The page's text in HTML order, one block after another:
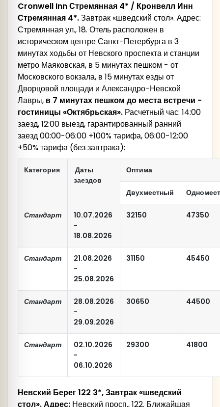
Cronwell Inn Стремянная 4* / Кронвелл Инн
Стремянная 4*.Завтрак «шведский стол». Адрес:
Стремянная ул., 18. Отель расположен в
историческом центре Санкт-Петербурга в 3
минутах ходьбы от Невского проспекта и станции
метро Маяковская, в 5 минутах пешком - от
Московского вокзала, в 15 минутах езды от
Дворцовой площади и Александро-Невской
Лавры, в 7 минутах пешком до места встречи -
гостиницы «Октябрьская». Расчетный час: 14:00
заезд, 12:00 выезд, гарантированный ранний
заезд 00:00-06:00 +100% тарифа, 06:00-12:00
+50% тарифа (без завтрака):
Категория
Даты
заездов
Оптима
Двухместный
Стандарт
10.07.2026
-
18.08.2026
32150 47350
Стандарт
21.08.2026
-
25.08.2026
31150 45450
Стандарт
28.08.2026
-
29.09.2026
30650 44500
Стандарт
02.10.2026
-
06.10.2026
29300 41800
Невский Берег 122 3*, Завтрак «шведский
стол». Адрес: Невский просп., 122. Ближайшая